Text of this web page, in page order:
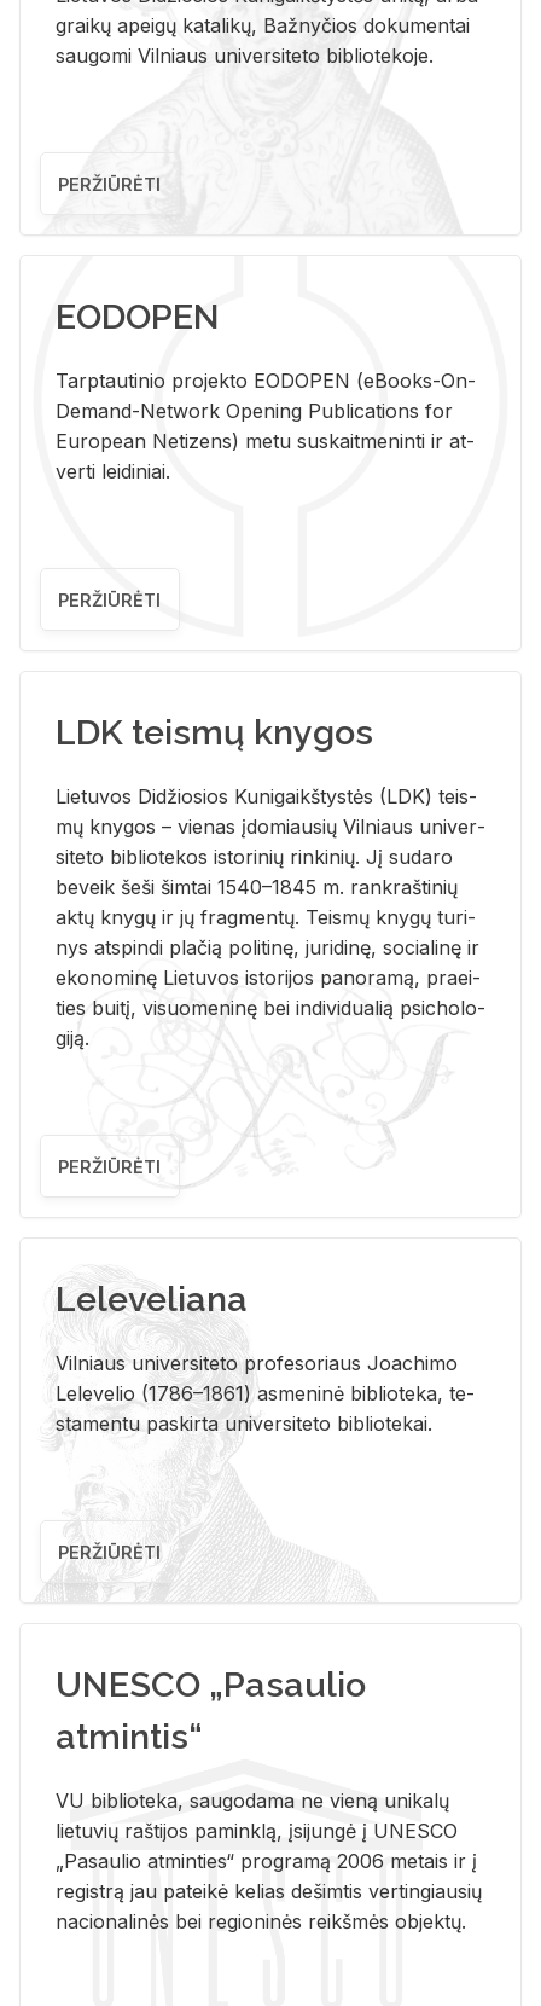
graikų apeigų katalikų, Bažnyčios dokumentai
saugomi Vilniaus universiteto bibliotekoje.
PERŽIŪRĖTI
EODOPEN
Tarp­tau­ti­nio pro­jek­to EO­DO­PEN (eBo­oks-On-
De­mand-Ne­twork Ope­ning Pub­li­ca­tions for
Eu­ro­pe­an Ne­ti­zens) metu su­skait­me­nin­ti ir at­
ver­ti lei­di­niai.
PERŽIŪRĖTI
LDK teismų knygos
Lie­tu­vos Di­džio­sios Ku­ni­gaikš­tys­tės (LDK) teis­
mų kny­gos – vie­nas įdo­miau­sių Vil­niaus uni­ver­
si­te­to bi­b­lio­te­kos is­to­ri­nių rin­ki­nių. Jį su­da­ro
be­veik šeši šim­tai 1540–1845 m. rank­raš­ti­nių
aktų kny­gų ir jų frag­men­tų. Teis­mų kny­gų tu­ri­
nys at­spin­di pla­čią po­li­ti­nę, ju­ri­di­nę, so­cia­li­nę ir
eko­no­mi­nę Lie­tu­vos is­to­ri­jos pa­no­ra­mą, pra­ei­
ties bui­tį, vi­suo­me­ni­nę bei in­di­vi­dua­lią psi­cho­lo­
gi­ją.
PERŽIŪRĖTI
Leleveliana
Vil­niaus uni­ver­si­te­to pro­fe­so­riaus Jo­a­chi­mo
Le­le­ve­lio (1786–1861) as­me­ni­nė bi­b­lio­te­ka, te­
sta­men­tu pa­skir­ta uni­ver­si­te­to bi­b­lio­te­kai.
PERŽIŪRĖTI
UNESCO „Pasaulio
atmintis“
VU biblioteka, saugodama ne vieną unikalų
lietuvių raštijos paminklą, įsijungė į UNESCO
„Pasaulio atminties“ programą 2006 metais ir į
registrą jau pateikė kelias dešimtis vertingiausių
nacionalinės bei regioninės reikšmės objektų.